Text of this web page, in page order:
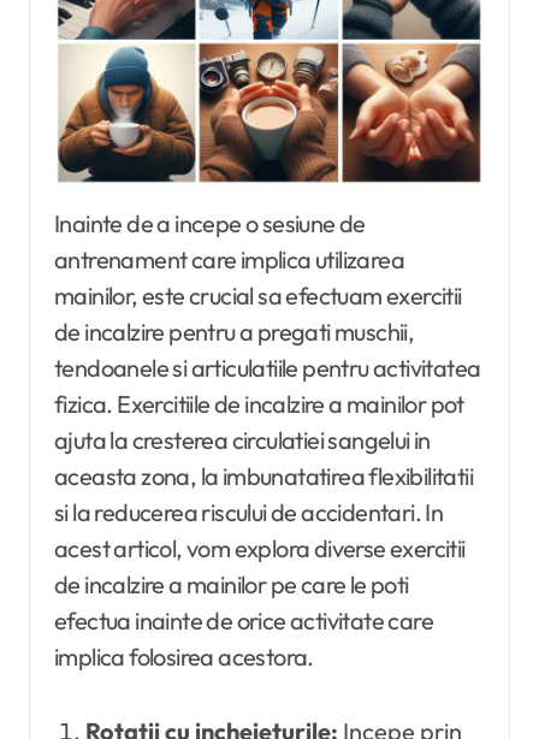
Inainte de a incepe o sesiune de
antrenament care implica utilizarea
mainilor, este crucial sa efectuam exercitii
de incalzire pentru a pregati muschii,
tendoanele si articulatiile pentru activitatea
fizica. Exercitiile de incalzire a mainilor pot
ajuta la cresterea circulatiei sangelui in
aceasta zona, la imbunatatirea flexibilitatii
si la reducerea riscului de accidentari. In
acest articol, vom explora diverse exercitii
de incalzire a mainilor pe care le poti
efectua inainte de orice activitate care
implica folosirea acestora.
Rotatii cu incheieturile: Incepe prin